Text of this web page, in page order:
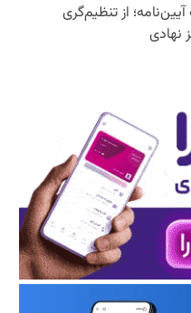
از تنظیم‌گری
نهادی